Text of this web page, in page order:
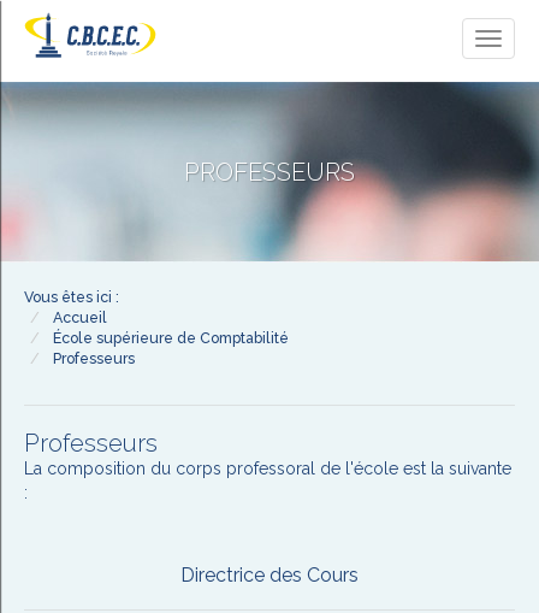
PROFESSEURS
Vous êtes ici :
Accueil
École supérieure de Comptabilité
Professeurs
Professeurs
La composition du corps professoral de l'école est la suivante
:
Directrice des Cours